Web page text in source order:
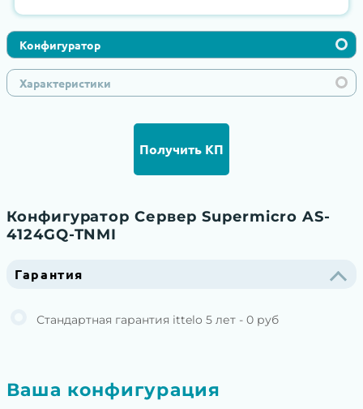
Конфигуратор
Характеристики
Получить КП
Конфигуратор Сервер Supermicro AS-
4124GQ-TNMI
Гарантия
Стандартная гарантия ittelo 5 лет - 0 руб
Ваша конфигурация